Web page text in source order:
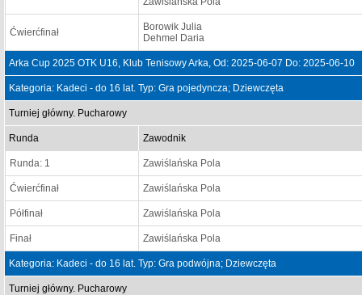
Ćwierćfinał
Borowik Julia
Dehmel Daria
Arka Cup 2025 OTK U16, Klub Tenisowy Arka, Od: 2025-06-07 Do: 2025-06-10
Kategoria: Kadeci - do 16 lat. Typ: Gra pojedyncza; Dziewczęta
Turniej główny. Pucharowy
Runda Zawodnik
Runda: 1 Zawiślańska Pola
Ćwierćfinał Zawiślańska Pola
Półfinał Zawiślańska Pola
Finał Zawiślańska Pola
Kategoria: Kadeci - do 16 lat. Typ: Gra podwójna; Dziewczęta
Turniej główny. Pucharowy